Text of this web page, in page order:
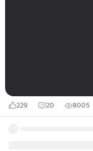
229 20 8005